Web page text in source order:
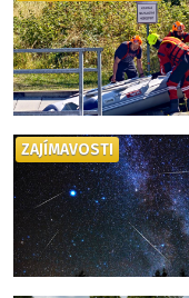
ZAJÍMAVOSTI